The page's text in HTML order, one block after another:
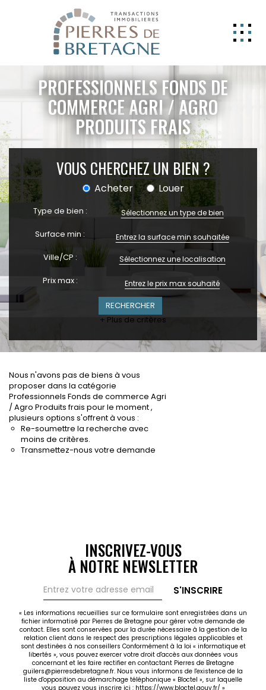
NOS BIENS
GERER
NOS AGENCES
ESTIMATION
CONTACT
ESPACE CLIENT
EXTRANET
PROFESSIONNELS FONDS DE
COMMERCE AGRI / AGRO
PRODUITS FRAIS
VOUS CHERCHEZ UN BIEN ?
Acheter Louer
Type de bien : Sélectionnez un type de bien
Surface min :
Ville/CP : Sélectionnez une localisation
Prix max :
+ Plus de critères
Nous n'avons pas de biens à vous
proposer dans la catégorie
Professionnels Fonds de commerce Agri
/ Agro Produits frais pour le moment ,
plusieurs options s'offrent à vous :
Re-soumettre la recherche avec
moins de critères.
Transmettez-nous votre demande
INSCRIVEZ-VOUS
À NOTRE NEWSLETTER
S'INSCRIRE
« Les informations recueillies sur ce formulaire sont enregistrées dans un
fichier informatisé par Pierres de Bretagne pour gérer votre demande de
contact. Elles sont conservées pour la durée nécessaire à la gestion de la
relation client dans le respect des prescriptions légales applicables et
sont destinées à nos conseillers Conformément à la loi « informatique et
libertés », vous pouvez exercer votre droit d'accès aux données vous
concernant et les faire rectifier en contactant Pierres de Bretagne
guilers@pierresdebretagne.fr. Nous vous informons de l'existence de la
liste d'opposition au démarchage téléphonique « Bloctel », sur laquelle
vous pouvez vous inscrire ici : https://www.bloctel.gouv.fr/ »